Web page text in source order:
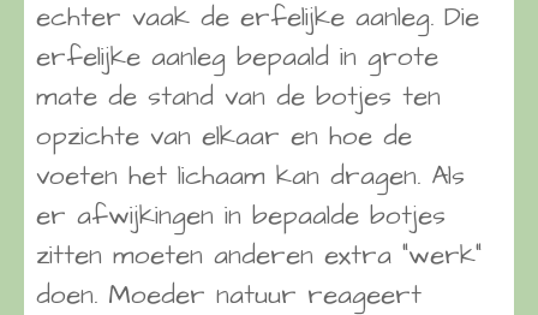
echter vaak de erfelijke aanleg. Die
erfelijke aanleg bepaald in grote
mate de stand van de botjes ten
opzichte van elkaar en hoe de
voeten het lichaam kan dragen. Als
er afwijkingen in bepaalde botjes
zitten moeten anderen extra “werk”
doen. Moeder natuur reageert